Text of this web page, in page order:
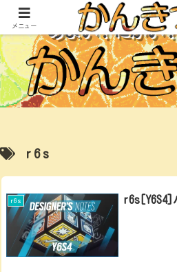
あまい！にがい
r6s
r6s r6s[Y6S4]
メニュー